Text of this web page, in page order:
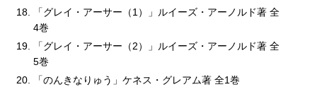
「グレイ・アーサー（1）」ルイーズ・アーノルド著 全
4巻
「グレイ・アーサー（2）」ルイーズ・アーノルド著 全
5巻
「のんきなりゅう」ケネス・グレアム著 全1巻